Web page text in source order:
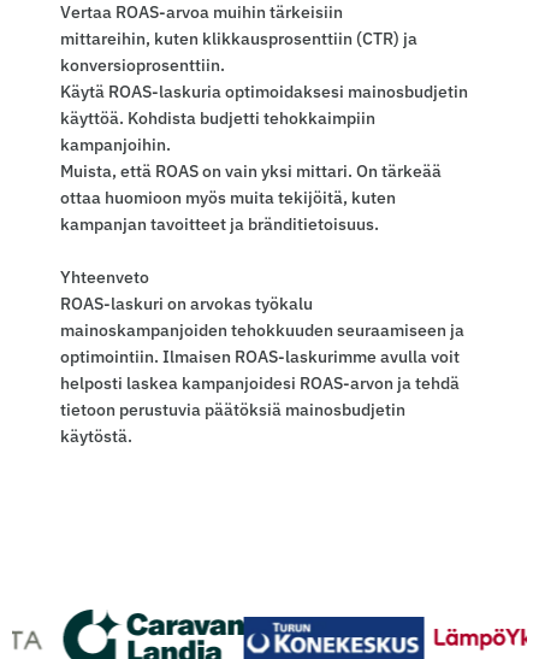
Vertaa ROAS-arvoa muihin tärkeisiin
mittareihin, kuten klikkausprosenttiin (CTR) ja
konversioprosenttiin.
Käytä ROAS-laskuria optimoidaksesi mainosbudjetin
käyttöä. Kohdista budjetti tehokkaimpiin
kampanjoihin.
Muista, että ROAS on vain yksi mittari. On tärkeää
ottaa huomioon myös muita tekijöitä, kuten
kampanjan tavoitteet ja bränditietoisuus.
Yhteenveto
ROAS-laskuri on arvokas työkalu
mainoskampanjoiden tehokkuuden seuraamiseen ja
optimointiin. Ilmaisen ROAS-laskurimme avulla voit
helposti laskea kampanjoidesi ROAS-arvon ja tehdä
tietoon perustuvia päätöksiä mainosbudjetin
käytöstä.